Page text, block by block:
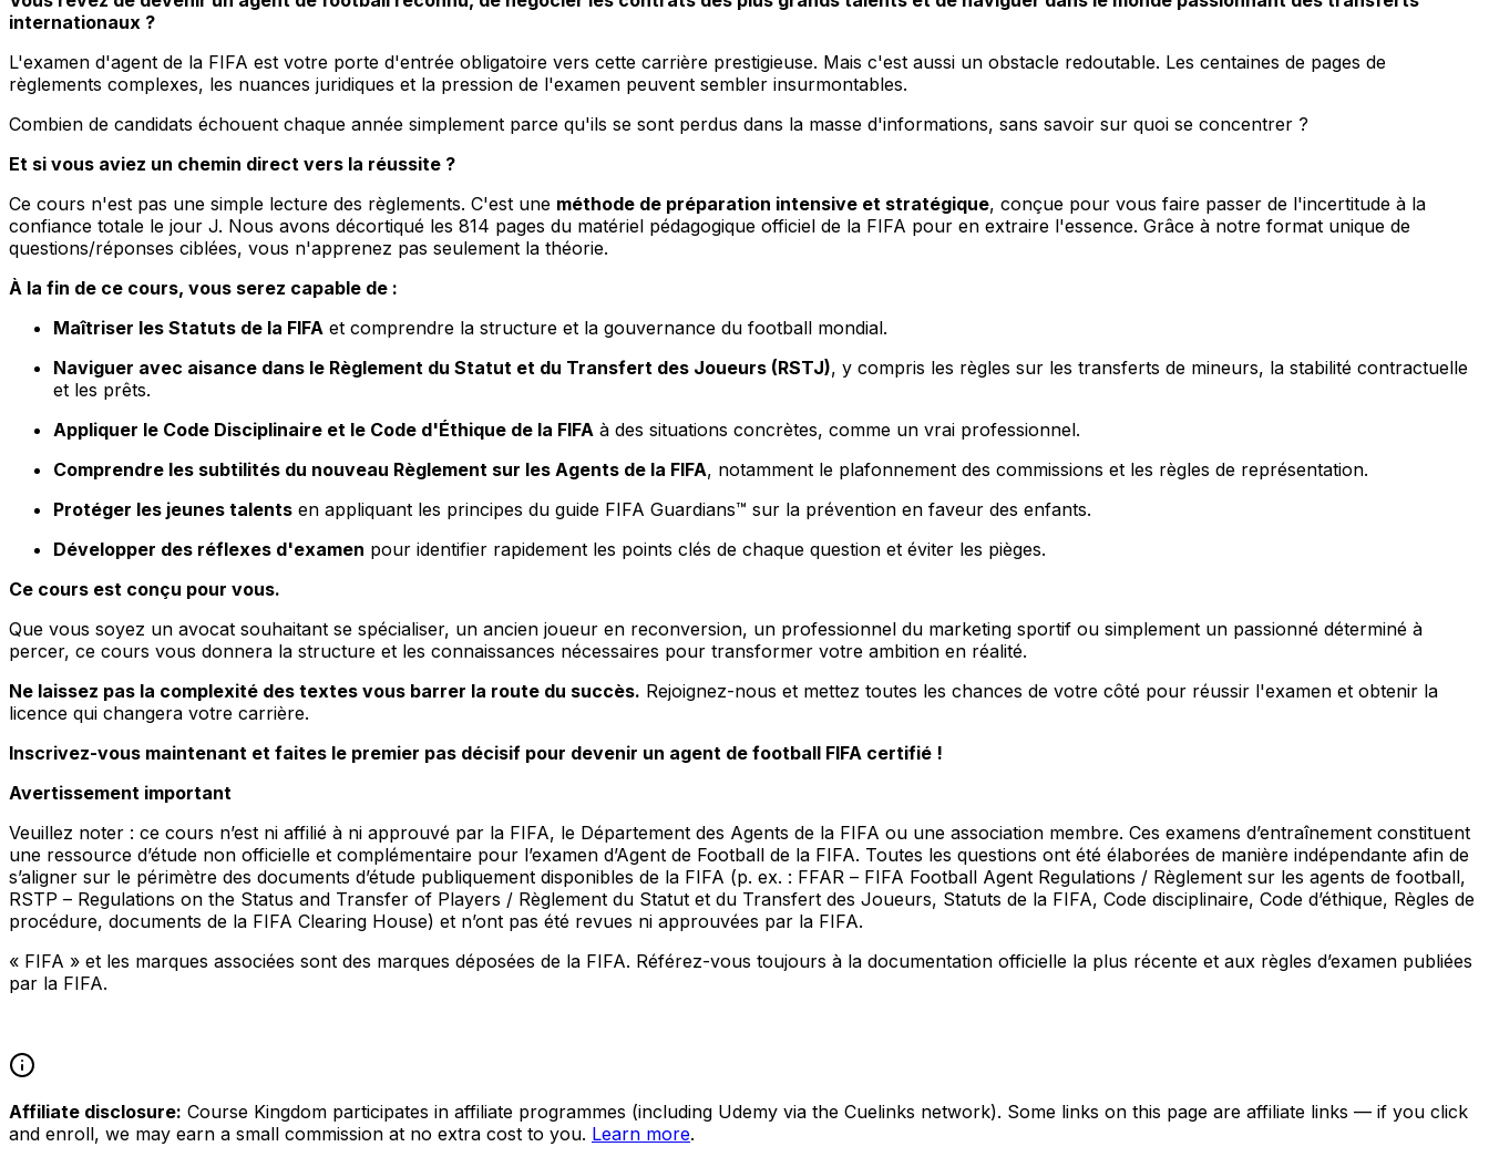
internationaux ?
L'examen d'agent de la FIFA est votre porte d'entrée obligatoire vers cette carrière prestigieuse. Mais c'est aussi un obstacle redoutable. Les centaines de pages de
règlements complexes, les nuances juridiques et la pression de l'examen peuvent sembler insurmontables.
Combien de candidats échouent chaque année simplement parce qu'ils se sont perdus dans la masse d'informations, sans savoir sur quoi se concentrer ?
Et si vous aviez un chemin direct vers la réussite ?
Ce cours n'est pas une simple lecture des règlements. C'est une méthode de préparation intensive et stratégique, conçue pour vous faire passer de l'incertitude à la
confiance totale le jour J. Nous avons décortiqué les 814 pages du matériel pédagogique officiel de la FIFA pour en extraire l'essence. Grâce à notre format unique de
questions/réponses ciblées, vous n'apprenez pas seulement la théorie.
À la fin de ce cours, vous serez capable de :
Maîtriser les Statuts de la FIFA et comprendre la structure et la gouvernance du football mondial.
Naviguer avec aisance dans le Règlement du Statut et du Transfert des Joueurs (RSTJ), y compris les règles sur les transferts de mineurs, la stabilité contractuelle
et les prêts.
Appliquer le Code Disciplinaire et le Code d'Éthique de la FIFA à des situations concrètes, comme un vrai professionnel.
Comprendre les subtilités du nouveau Règlement sur les Agents de la FIFA, notamment le plafonnement des commissions et les règles de représentation.
Protéger les jeunes talents en appliquant les principes du guide FIFA Guardians™ sur la prévention en faveur des enfants.
Développer des réflexes d'examen pour identifier rapidement les points clés de chaque question et éviter les pièges.
Ce cours est conçu pour vous.
Que vous soyez un avocat souhaitant se spécialiser, un ancien joueur en reconversion, un professionnel du marketing sportif ou simplement un passionné déterminé à
percer, ce cours vous donnera la structure et les connaissances nécessaires pour transformer votre ambition en réalité.
Ne laissez pas la complexité des textes vous barrer la route du succès. Rejoignez-nous et mettez toutes les chances de votre côté pour réussir l'examen et obtenir la
licence qui changera votre carrière.
Inscrivez-vous maintenant et faites le premier pas décisif pour devenir un agent de football FIFA certifié !
Avertissement important
Veuillez noter : ce cours n’est ni affilié à ni approuvé par la FIFA, le Département des Agents de la FIFA ou une association membre. Ces examens d’entraînement constituent
une ressource d’étude non officielle et complémentaire pour l’examen d’Agent de Football de la FIFA. Toutes les questions ont été élaborées de manière indépendante afin de
s’aligner sur le périmètre des documents d’étude publiquement disponibles de la FIFA (p. ex. : FFAR – FIFA Football Agent Regulations / Règlement sur les agents de football,
RSTP – Regulations on the Status and Transfer of Players / Règlement du Statut et du Transfert des Joueurs, Statuts de la FIFA, Code disciplinaire, Code d’éthique, Règles de
procédure, documents de la FIFA Clearing House) et n’ont pas été revues ni approuvées par la FIFA.
« FIFA » et les marques associées sont des marques déposées de la FIFA. Référez-vous toujours à la documentation officielle la plus récente et aux règles d’examen publiées
par la FIFA.
Affiliate disclosure: Course Kingdom participates in affiliate programmes (including Udemy via the Cuelinks network). Some links on this page are affiliate links — if you click
and enroll, we may earn a small commission at no extra cost to you. Learn more.